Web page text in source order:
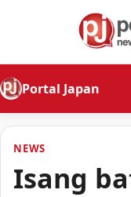
Portal Japan
NEWS
Isang